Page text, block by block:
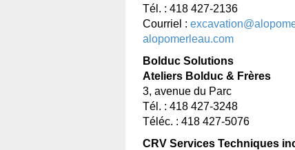
Tél. : 418 427-2136
Courriel :
alopomerleau.com
Bolduc Solutions
Ateliers Bolduc & Frères
3, avenue du Parc
Tél. : 418 427-3248
Téléc. : 418 427-5076
CRV Services Techniques